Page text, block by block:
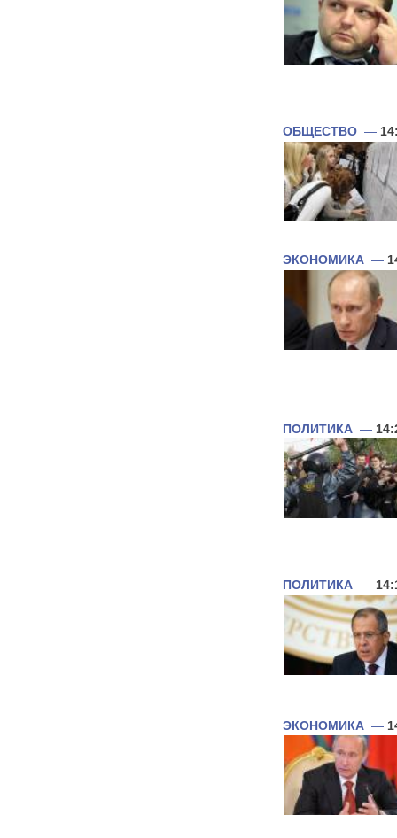
ОБЩЕСТВО —
ЭКОНОМИКА —
ПОЛИТИКА —
ПОЛИТИКА —
ЭКОНОМИКА —